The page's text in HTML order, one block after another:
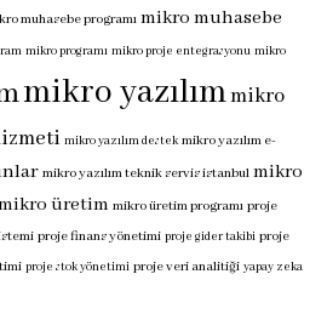
muhasebe programı mikro muhasebe
mikro programı mikro proje entegrasyonu mikro
mikro yazılımmikro
mikro yazılım destek mikro yazılım e-
mikro yazılım teknik servis istanbul mikro
üretim mikro üretim programı proje
proje finans yönetimi proje gider takibi proje
proje stok yönetimi proje veri analitiği yapay zeka